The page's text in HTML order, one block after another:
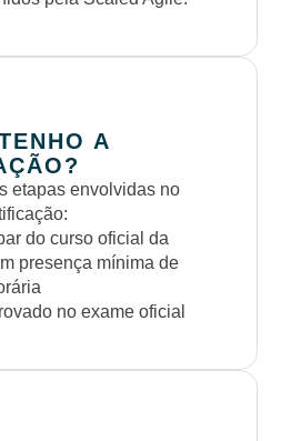
A
etapas envolvidas no
do curso oficial da
presença mínima de
no exame oficial